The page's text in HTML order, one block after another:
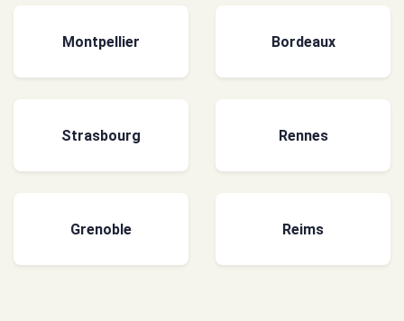
Montpellier Bordeaux
Strasbourg Rennes
Grenoble Reims